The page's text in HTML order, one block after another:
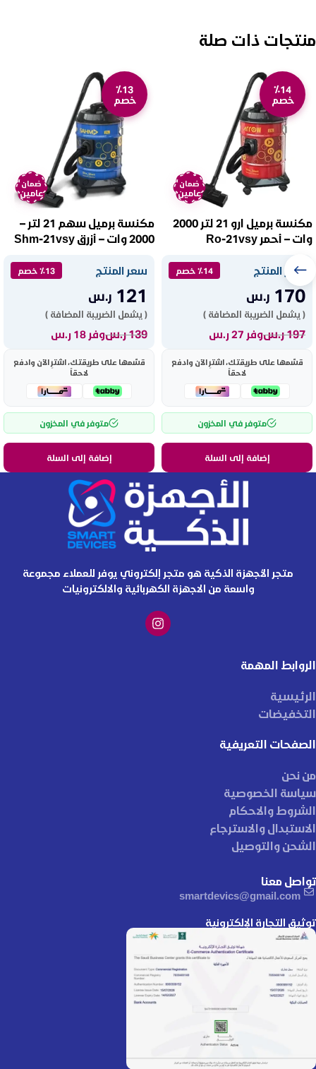
منتجات ذات صلة
٪14
خصم
ضمان
عامين
مكنسة برميل ارو 21 لتر 2000
وات – أحمر Ro-21vsy
سعر المنتج ٪14 خصم
170 ر.س
( يشمل الضريبة المضافة )
197ر.سوفر 27 ر.س
قسّمها على طريقتك، اشترِ الآن وادفع
لاحقاً
متوفر في المخزون
إضافة إلى السلة
٪13
خصم
ضمان
عامين
مكنسة برميل سهم 21 لتر –
2000 وات – أزرق Shm-21vsy
سعر المنتج ٪13 خصم
121 ر.س
( يشمل الضريبة المضافة )
139ر.سوفر 18 ر.س
قسّمها على طريقتك، اشترِ الآن وادفع
لاحقاً
متوفر في المخزون
إضافة إلى السلة
متجر الأجهزة الذكية هو متجر إلكتروني يوفر للعملاء مجموعة
واسعة من الاجهزة الكهربائية والالكترونيات
الروابط المهمة
الرئيسية
التخفيضات
الصفحات التعريفية
من نحن
سياسة الخصوصية
الشروط والاحكام
الاستبدال والاسترجاع
الشحن والتوصيل
تواصل معنا
smartdevics@gmail.com
توثيق التجارة الإلكترونية